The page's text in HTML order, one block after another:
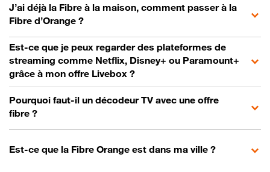
J’ai déjà la Fibre à la maison, comment passer à la
Fibre d’Orange ?
Est-ce que je peux regarder des plateformes de
streaming comme Netflix, Disney+ ou Paramount+
grâce à mon offre Livebox ?
Pourquoi faut-il un décodeur TV avec une offre
fibre ?
Est-ce que la Fibre Orange est dans ma ville ?